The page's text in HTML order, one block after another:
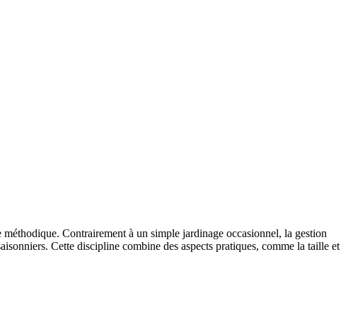
Contrairement à un simple jardinage occasionnel, la gestion
Cette discipline combine des aspects pratiques, comme la taille et